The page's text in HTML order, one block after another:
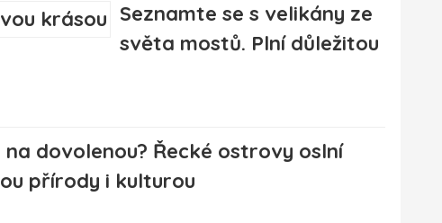
Seznamte se s velikány ze
světa mostů. Plní důležitou
na dovolenou? Řecké ostrovy oslní
přírody i kulturou